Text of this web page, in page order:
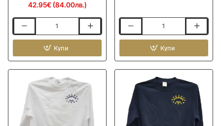
42.95€ (84.00лв.)
CHAMPION
Carryall
55L
Купи
CHAMPION
Towel
40x60
Купи